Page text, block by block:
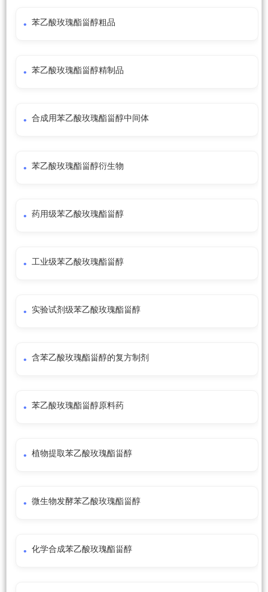
苯乙酸玫瑰酯甾醇粗品
苯乙酸玫瑰酯甾醇精制品
合成用苯乙酸玫瑰酯甾醇中间体
苯乙酸玫瑰酯甾醇衍生物
药用级苯乙酸玫瑰酯甾醇
工业级苯乙酸玫瑰酯甾醇
实验试剂级苯乙酸玫瑰酯甾醇
含苯乙酸玫瑰酯甾醇的复方制剂
苯乙酸玫瑰酯甾醇原料药
植物提取苯乙酸玫瑰酯甾醇
微生物发酵苯乙酸玫瑰酯甾醇
化学合成苯乙酸玫瑰酯甾醇